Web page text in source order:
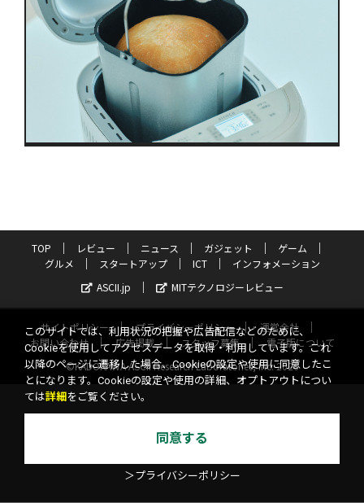
TOP レビュー ニュース ガジェット
ゲーム
グルメ
スタートアップ ICT
インフォメーション
ASCII.jp
MITテクノロジーレビュー
サイトポリシー プライバシーポリシー
運営会社
お問い合わせ
広告掲載 スタッフ募集
電子版について
©KADOKAWA ASCII Research Laboratories, Inc. 2026
このサイトでは、利用状況の把握や広告配信などのために、
Cookieを使用してアクセスデータを取得・利用しています。これ
以降のページに遷移した場合、Cookieの設定や使用に同意したこ
とになります。Cookieの設定や使用の詳細、オプトアウトについ
ては詳細 をご覧ください。
同意する
＞プライバシーポリシー